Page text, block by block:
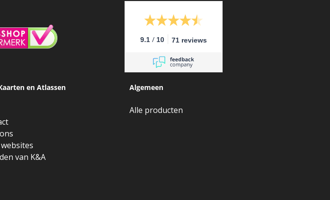
9.1 / 10 71 reviews
en Atlassen
van K&A
Algemeen
Alle producten